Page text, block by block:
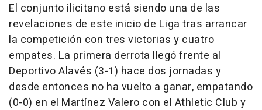
El conjunto ilicitano está siendo una de las
revelaciones de este inicio de Liga tras arrancar
la competición con tres victorias y cuatro
empates. La primera derrota llegó frente al
Deportivo Alavés (3-1) hace dos jornadas y
desde entonces no ha vuelto a ganar, empatando
(0-0) en el Martínez Valero con el Athletic Club y